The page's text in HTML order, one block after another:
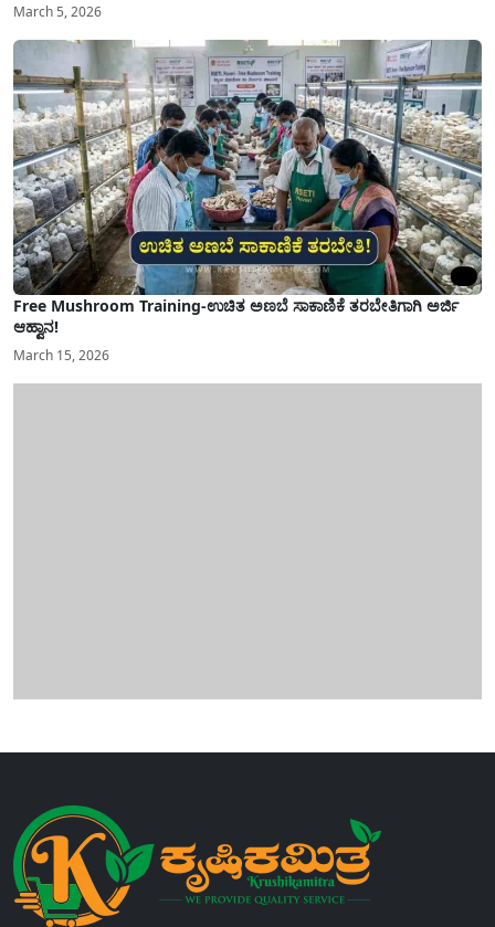
March 5, 2026
Free Mushroom Training-ಉಚಿತ ಅಣಬೆ ಸಾಕಾಣಿಕೆ ತರಬೇತಿಗಾಗಿ ಅರ್ಜಿ
ಆಹ್ವಾನ!
March 15, 2026